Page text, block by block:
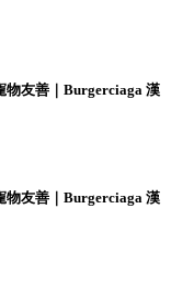
物友善｜Burgerciaga 漢
物友善｜Burgerciaga 漢